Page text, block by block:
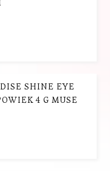
SHINE EYE
4 G MUSE